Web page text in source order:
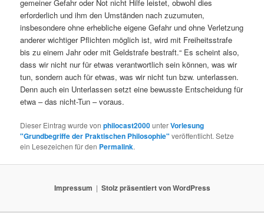
gemeiner Gefahr oder Not nicht Hilfe leistet, obwohl dies
erforderlich und ihm den Umständen nach zuzumuten,
insbesondere ohne erhebliche eigene Gefahr und ohne Verletzung
anderer wichtiger Pflichten möglich ist, wird mit Freiheitsstrafe
bis zu einem Jahr oder mit Geldstrafe bestraft.“ Es scheint also,
dass wir nicht nur für etwas verantwortlich sein können, was wir
tun, sondern auch für etwas, was wir nicht tun bzw. unterlassen.
Denn auch ein Unterlassen setzt eine bewusste Entscheidung für
etwa – das nicht-Tun – voraus.
Dieser Eintrag wurde vonphilocast2000unterVorlesung
"Grundbegriffe der Praktischen Philosophie" veröffentlicht. Setze
ein Lesezeichen für den Permalink.
Impressum Stolz präsentiert von WordPress